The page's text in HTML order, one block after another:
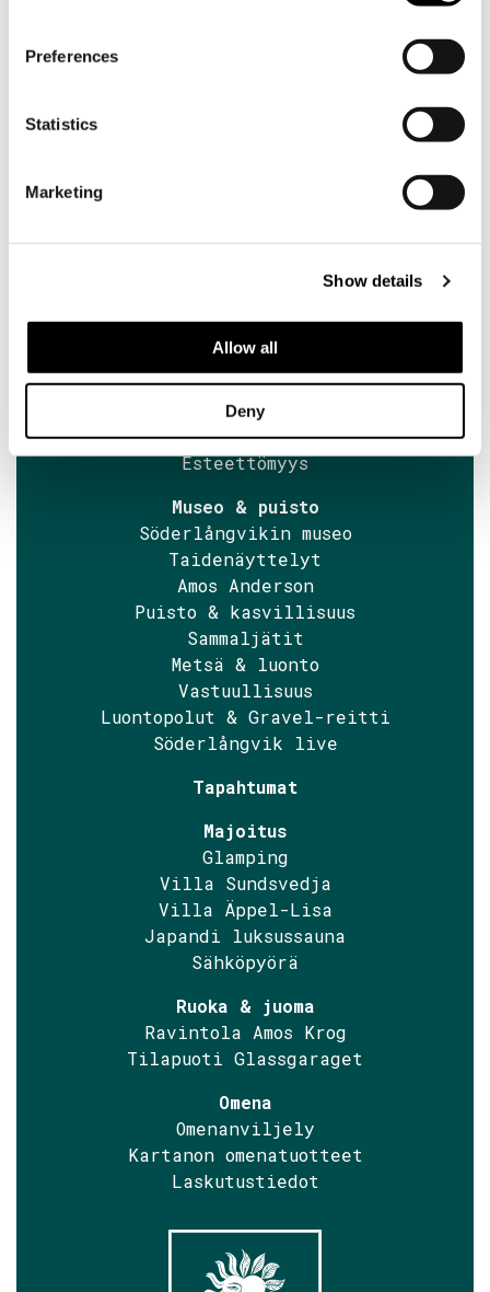
Preferences
Statistics
Marketing
Show details
Allow all
Deny
Yhteystiedot
Pääsyliput museoon
Opastukset
Uutiset
Esteettömyys
Museo & puisto
Söderlångvikin museo
Taidenäyttelyt
Amos Anderson
Puisto & kasvillisuus
Sammaljätit
Metsä & luonto
Vastuullisuus
Luontopolut & Gravel-reitti
Söderlångvik live
Tapahtumat
Majoitus
Glamping
Villa Sundsvedja
Villa Äppel-Lisa
Japandi luksussauna
Sähköpyörä
Ruoka & juoma
Ravintola Amos Krog
Tilapuoti Glassgaraget
Omena
Omenanviljely
Kartanon omenatuotteet
Laskutustiedot